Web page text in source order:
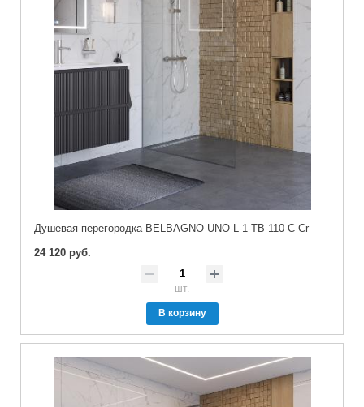
Душевая перегородка BELBAGNO UNO-L-1-TB-110-C-Cr
24 120 руб.
шт.
В корзину